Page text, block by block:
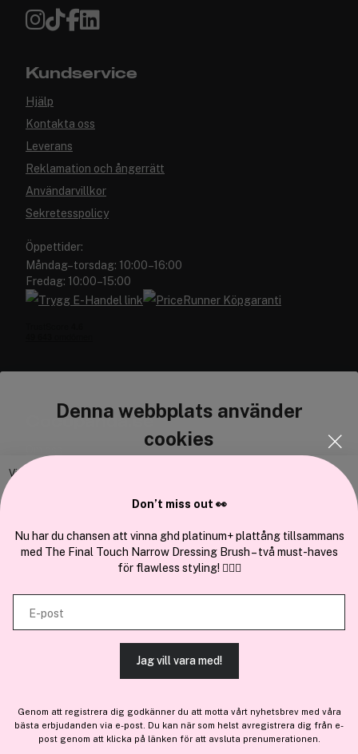
Denna webbplats använder
cookies
Vi använder enhetsidentifierare för att anpassa innehållet och
och annan information från din enhet till de sociala medier och annons-
och analysföretag som vi samarbetar med. Dessa kan i sin tur
kombinera informationen med annan information som du har
tillhandahållit eller som de har samlat in när du har använt deras
tjänster.
TILLÅT ALLA COOKIES
VISA DETALJER
Kundservice
Hjälp
Kontakta oss
Leverans
Reklamation och ångerrätt
Användarvillkor
Sekretesspolicy
Öppettider:
Måndag–torsdag: 10:00–16:00
Fredag: 10:00–15:00
Cocopanda.se
En del avBrandsdal Group AS
Don’t miss out 👀
Nu har du chansen att vinna ghd platinum+ plattång tillsammans
med The Final Touch Narrow Dressing Brush – två must-haves
för flawless styling! 💇‍♀️✨
E-post
Jag vill vara med!
Genom att registrera dig godkänner du att motta vårt nyhetsbrev med våra
bästa erbjudanden via e-post. Du kan när som helst avregistrera dig från e-
post genom att klicka på länken för att avsluta prenumerationen.